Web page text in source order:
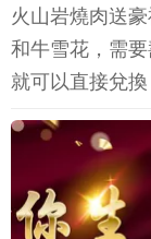
火山岩燒肉送
和牛雪花，需
就可以直接兌換